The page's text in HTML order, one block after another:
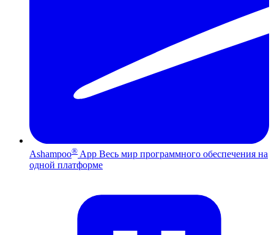
Ashampoo® App Весь мир программного обеспечения на
одной платформе